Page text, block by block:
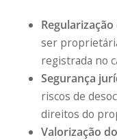
ser
registrada no
Segurança
riscos de
direitos do
Valorização